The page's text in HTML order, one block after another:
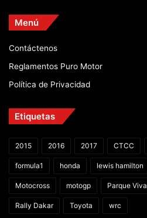
Menú
Contáctenos
Reglamentos Puro Motor
Política de Privacidad
Etiquetas
2015 2016 2017 CTCC
formula1 honda lewis hamilton
Motocross motogp Parque Viva
Rally Dakar Toyota wrc